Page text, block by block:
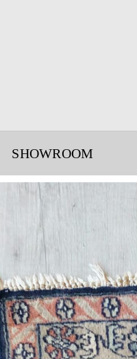
SHOWROOM